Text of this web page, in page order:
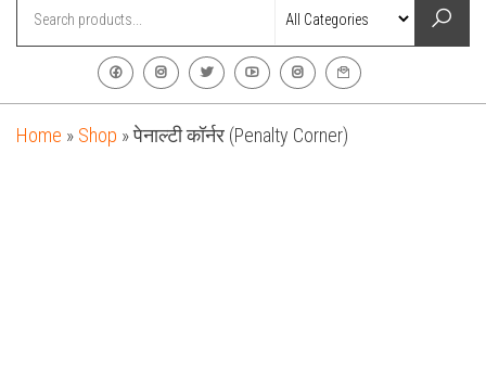
years.
Home » Shop »पेनाल्टी कॉर्नर (Penalty Corner)